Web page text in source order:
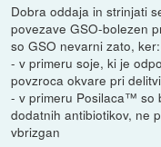
Dobra oddaja in strinjati
povezave GSO-bolezen
so GSO nevarni zato, ker:
- v primeru soje, ki je
povzroca okvare pri
- v primeru Posilaca™ so
dodatnih antibiotikov, ne
vbrizgan